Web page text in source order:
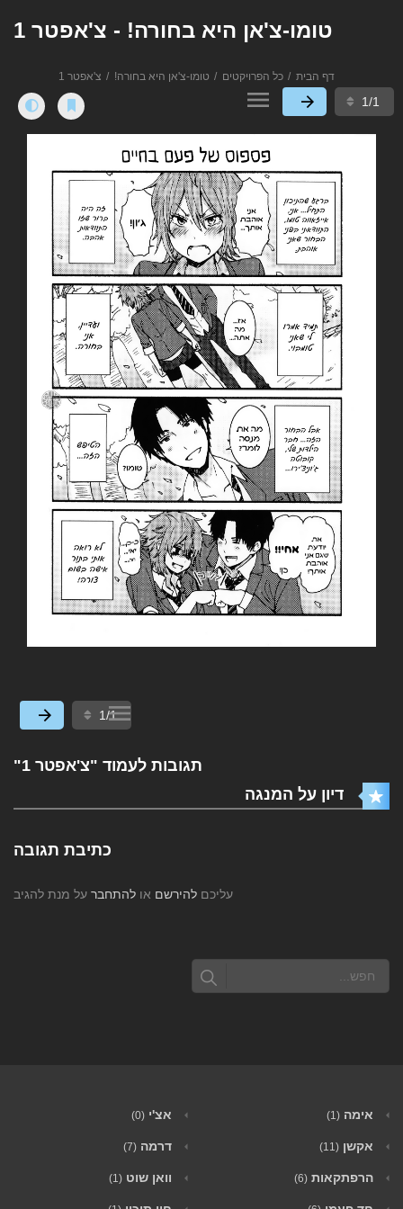
טומו-צ'אן היא בחורה! - צ'אפטר 1
דף הבית כל הפרויקטים טומו-צ'אן היא בחורה! צ'אפטר 1
תגובות לעמוד "צ'אפטר 1"
דיון על המנגה
כתיבת תגובה
עליכם להירשם או להתחבר על מנת להגיב
אימה (1) אצ'י (0)
אקשן (11) דרמה (7)
הרפתקאות (6) וואן שוט (1)